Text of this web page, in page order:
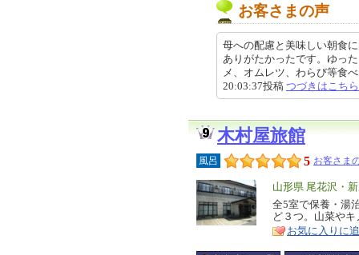
お客さまの声
母への配慮と美味しい朝食
ありがたかったです。ゆっ
メ、オムレツ、わらび等食
20:03:37投稿 つづきはこちら
木村屋旅館
風呂 5 お客さま
エ
リ
ア
山形県 尾花沢・
特
徴
全5室で保養・湯
ど３つ。山菜や
お気に入りに